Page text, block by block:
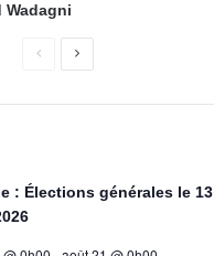
Wadagni
: Élections générales le 13